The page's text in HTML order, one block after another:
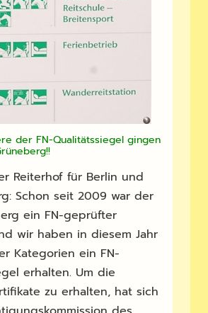
der FN-Qualitätssiegel gingen
Reiterhof für Berlin und
Schon seit 2009 war der
ein FN-geprüfter
wir haben in diesem Jahr
Kategorien ein FN-
erhalten. Um die
zu erhalten, hat sich